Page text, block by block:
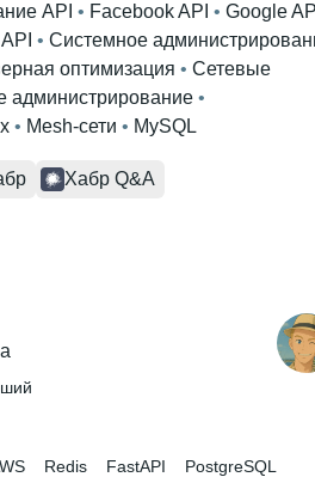
API • Facebook API • Google
• Системное
оптимизация • Сетевые
администрирование
• Mesh-сети • MySQL
Хабр Q&A
Redis FastAPI
PostgreSQL